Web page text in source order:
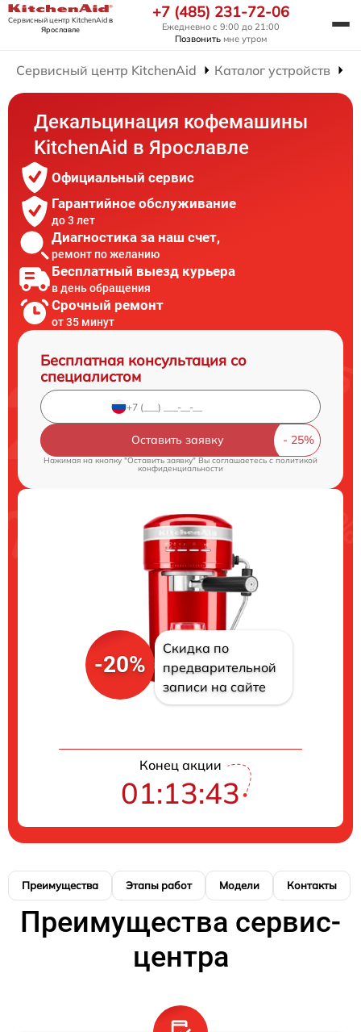
Сервисный центр KitchenAidв
Ярославле
+7 (485) 231-72-06
Ежедневно с 9:00 до 21:00
Позвонить мне утром
Сервисный центр KitchenAid Каталог устройств
Декальцинация кофемашины
KitchenAid в Ярославле
Официальный сервис
Гарантийное обслуживание
до 3 лет
Диагностика за наш счет,
ремонт по желанию
Бесплатный выезд курьера
в день обращения
Срочный ремонт
от 35 минут
Бесплатная консультация со
специалистом
Оставить заявку
Нажимая на кнопку "Оставить заявку" Вы соглашаетесь cполитикой
конфиденциальности
-20%
Скидка по
предварительной
записи на сайте
Конец акции
01:13:42
Преимущества Этапы работ Модели Контакты
Преимущества сервис-
центра